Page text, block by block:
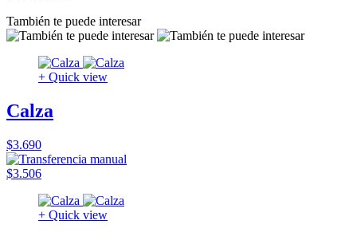
También te puede interesar
+ Quick view
Calza
$3.690
$3.506
+ Quick view